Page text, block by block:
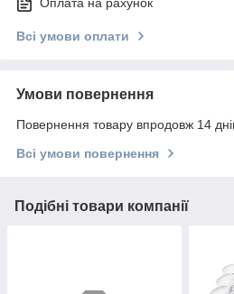
Всі умови оплати
Умови повернення
Повернення товару впродовж 14
Всі умови повернення
Подібні товари компанії